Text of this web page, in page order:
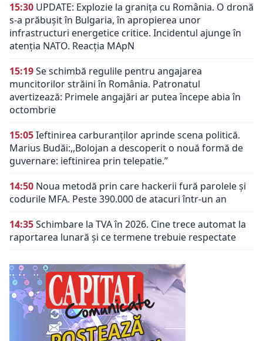
15:30 UPDATE: Explozie la granița cu România. O dronă
s-a prăbușit în Bulgaria, în apropierea unor
infrastructuri energetice critice. Incidentul ajunge în
atenția NATO. Reacția MApN
15:19Se schimbă regulile pentru angajarea
muncitorilor străini în România. Patronatul
avertizează: Primele angajări ar putea începe abia în
octombrie
15:05Ieftinirea carburanților aprinde scena politică.
Marius Budăi:,,Bolojan a descoperit o nouă formă de
guvernare: ieftinirea prin telepatie.”
14:50 Noua metodă prin care hackerii fură parolele și
codurile MFA. Peste 390.000 de atacuri într-un an
14:35Schimbare la TVA în 2026. Cine trece automat la
raportarea lunară și ce termene trebuie respectate